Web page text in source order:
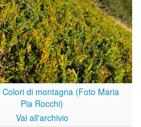
Colori di montagna (Foto Maria
Pia Rocchi)
Vai all'archivio